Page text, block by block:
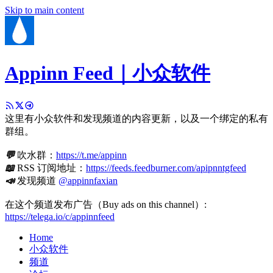
Skip to main content
Appinn Feed｜小众软件
这里有小众软件和发现频道的内容更新，以及一个绑定的私有
群组。
💬吹水群： https://t.me/appinn
📖RSS 订阅地址： https://feeds.feedburner.com/apipnntgfeed
📣发现频道 @appinnfaxian
在这个频道发布广告（Buy ads on this channel）:
https://telega.io/c/appinnfeed
Home
小众软件
频道